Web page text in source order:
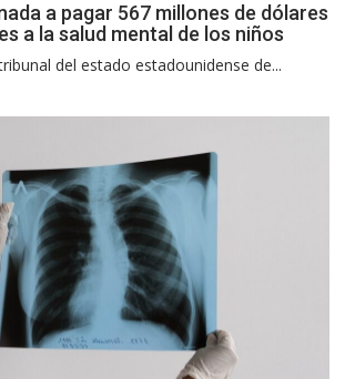
a pagar 567 millones de dólares
a la salud mental de los niños
del estado estadounidense de...